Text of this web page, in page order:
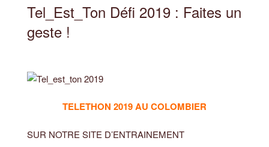
Tel_Est_Ton Défi 2019 : Faites un
geste !
TELETHON 2019 AU COLOMBIER
SUR NOTRE SITE D’ENTRAINEMENT